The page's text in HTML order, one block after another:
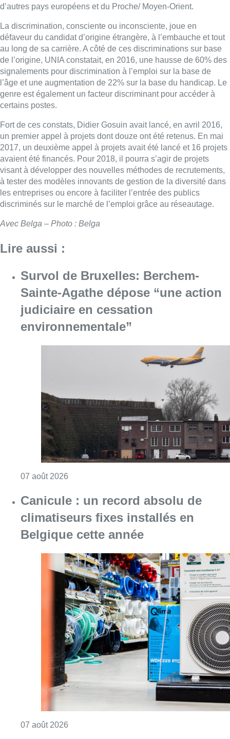
d’autres pays européens et du Proche/ Moyen-Orient.
La discrimination, consciente ou inconsciente, joue en
défaveur du candidat d’origine étrangère, à l’embauche et tout
au long de sa carrière. A côté de ces discriminations sur base
de l’origine, UNIA constatait, en 2016, une hausse de 60% des
signalements pour discrimination à l’emploi sur la base de
l’âge et une augmentation de 22% sur la base du handicap. Le
genre est également un facteur discriminant pour accéder à
certains postes.
Fort de ces constats, Didier Gosuin avait lancé, en avril 2016,
un premier appel à projets dont douze ont été retenus. En mai
2017, un deuxième appel à projets avait été lancé et 16 projets
avaient été financés. Pour 2018, il pourra s’agir de projets
visant à développer des nouvelles méthodes de recrutements,
à tester des modèles innovants de gestion de la diversité dans
les entreprises ou encore à faciliter l’entrée des publics
discriminés sur le marché de l’emploi grâce au réseautage.
Avec Belga – Photo : Belga
Lire aussi :
Survol de Bruxelles: Berchem-
Sainte-Agathe dépose “une action
judiciaire en cessation
environnementale”
07 août 2026
Canicule : un record absolu de
climatiseurs fixes installés en
Belgique cette année
07 août 2026